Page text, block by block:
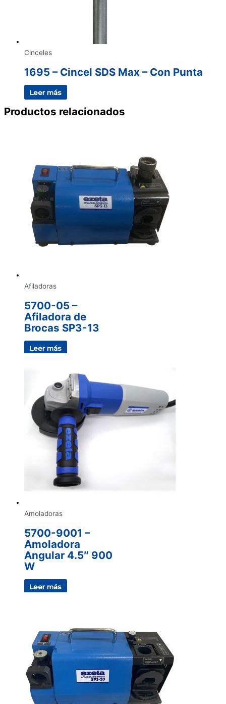
Cinceles
1695 – Cincel SDS Max – Con Punta
Leer más
Productos relacionados
Afiladoras
5700-05 –
Afiladora de
Brocas SP3-13
Leer más
Amoladoras
5700-9001 –
Amoladora
Angular 4.5″ 900
W
Leer más